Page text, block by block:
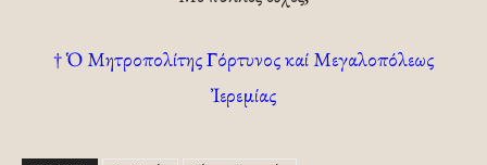
† Ὁ Μητροπολίτης Γόρτυνος καί Μεγαλοπόλεως
Ἰερεμίας